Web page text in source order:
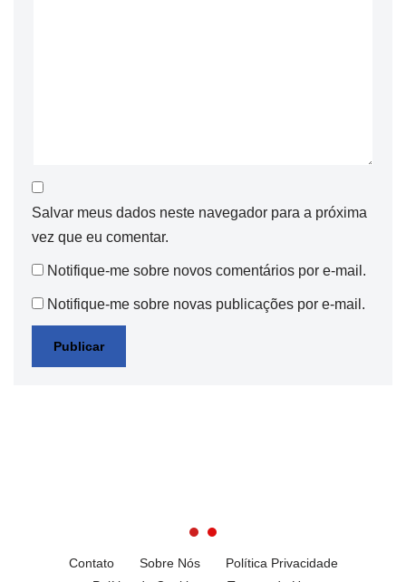
Salvar meus dados neste navegador para a próxima
vez que eu comentar.
Notifique-me sobre novos comentários por e-mail.
Notifique-me sobre novas publicações por e-mail.
Contato Sobre Nós
Política Privacidade